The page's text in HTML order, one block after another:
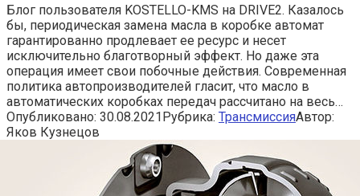
Блог пользователя KOSTELLO-KMS на DRIVE2. Казалось
бы, периодическая замена масла в коробке автомат
гарантированно продлевает ее ресурс и несет
исключительно благотворный эффект. Но даже эта
операция имеет свои побочные действия. Современная
политика автопроизводителей гласит, что масло в
автоматических коробках передач рассчитано на весь…
Опубликовано: 30.08.2021Рубрика: ТрансмиссияАвтор:
Яков Кузнецов